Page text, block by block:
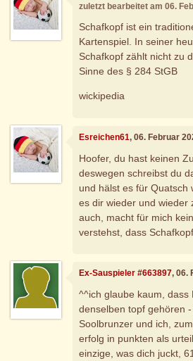
zuletzt bearbeitet am 06.
Schafkopf ist ein
Kartenspiel. In seiner
Schafkopf zählt nicht zu
Sinne des § 284 StGB
wickipedia
Esreichen61, 06. Februar
Hoofer, du hast keinen
deswegen schreibst du
und hälst es für Quatsch
es dir wieder und wieder
auch, macht für mich
verstehst, dass
Ex-Sauspieler #663897, 06.
^^ich glaube kaum, dass
denselben topf gehören
Soolbrunzer und ich,
erfolg in punkten als
einzige, was dich juckt,